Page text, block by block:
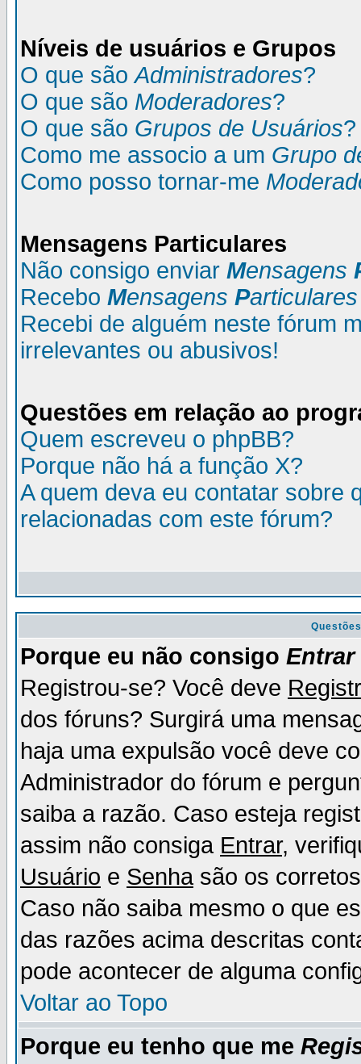
Níveis de usuários e Grupos
O que sãoAdministradores?
O que são Moderadores?
O que são Grupos de Usuários?
Como me associo a um Grupo
Como posso tornar-me
Mensagens Particulares
Não consigo enviar Mensagens
Recebo Mensagens Particulares
Recebi de alguém neste fórum
irrelevantes ou abusivos!
Questões em relação ao
Quem escreveu o phpBB?
Porque não há a função X?
A quem deva eu contatar sobre
relacionadas com este fórum?
Porque eu não consigo Entrar
Registrou-se? Você deve
dos fóruns? Surgirá uma
haja uma expulsão você deve
Administrador do fórum e
saiba a razão. Caso esteja
assim não consiga Entrar,
Usuário e Senhasão os
Caso não saiba mesmo o que
das razões acima descritas
pode acontecer de alguma
Voltar ao Topo
Porque eu tenho que me